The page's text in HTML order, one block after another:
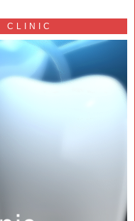
CLINIC